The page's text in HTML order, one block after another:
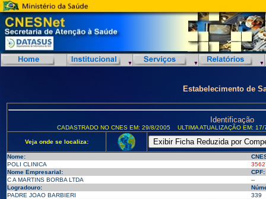
Estabelecimento de
Identificação
CADASTRADO NO CNES EM: 29/8/2005 ULTIMA ATUALIZAÇÃO EM:
Veja onde se localiza:
Nome:
POLI CLINICA
Nome Empresarial:
CPF:
C A MARTINS BORBA LTDA
--
Logradouro:
PADRE JOAO BARBIERI
339